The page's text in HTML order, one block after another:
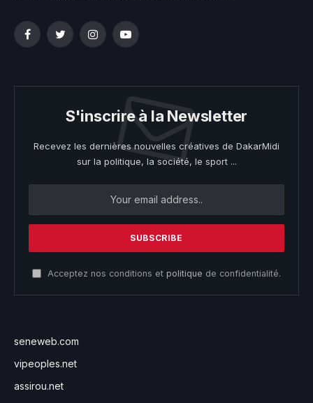
FacebookTwitterInstagramYouTube
S'inscrire à la Newsletter
Recevez les dernières nouvelles créatives de DakarMidi
sur la politique, la société, le sport ...
Acceptez nos conditions et politique de confidentialité.
seneweb.com
vipeoples.net
assirou.net